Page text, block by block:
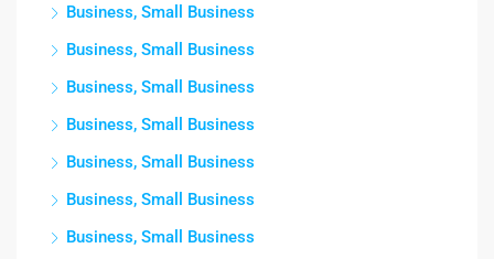
Business, Small Business
Business, Small Business
Business, Small Business
Business, Small Business
Business, Small Business
Business, Small Business
Business, Small Business